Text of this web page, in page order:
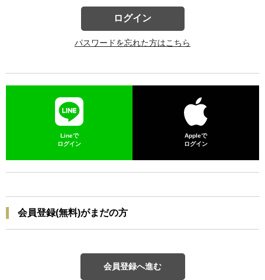
ログイン
パスワードを忘れた方はこちら
Lineで
ログイン
Appleで
ログイン
会員登録(無料)がまだの方
会員登録へ進む